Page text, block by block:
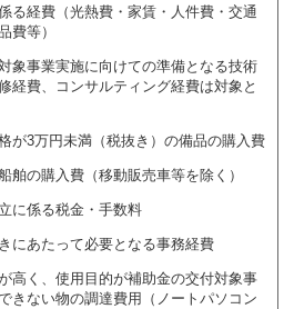
る経費（光熱費・家賃・人件費・交通
費等）
事業実施に向けての準備となる技術
経費、コンサルティング経費は対象と
が3万円未満（税抜き）の備品の購入費
舶の購入費（移動販売車等を除く）
に係る税金・手数料
にあたって必要となる事務経費
高く、使用目的が補助金の交付対象事
きない物の調達費用（ノートパソコン